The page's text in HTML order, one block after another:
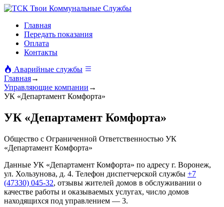
Твои Коммунальные Службы
Главная
Передать показания
Оплата
Контакты
Аварийные службы
Главная→
Управляющие компании →
УК «Департамент Комфорта»
УК «Департамент Комфорта»
Общество с Ограниченной Ответственностью УК
«Департамент Комфорта»
Данные УК «Департамент Комфорта» по адресу г. Воронеж,
ул. Хользунова, д. 4. Телефон диспетчерской службы +7
(47330) 045-32, отзывы жителей домов в обслуживании о
качестве работы и оказываемых услугах, число домов
находящихся под управлением — 3.